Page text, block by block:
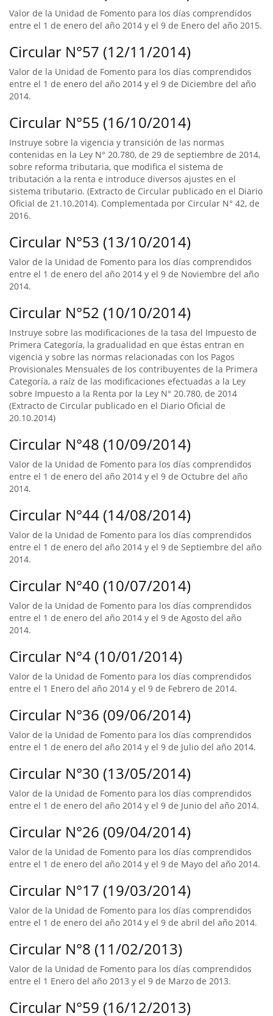
Valor de la Unidad de Fomento para los días comprendidos
entre el 1 de enero del año 2014 y el 9 de Enero del año 2015.
Circular N°57 (12/11/2014)
Valor de la Unidad de Fomento para los días comprendidos
entre el 1 de enero del año 2014 y el 9 de Diciembre del año
2014.
Circular N°55 (16/10/2014)
Instruye sobre la vigencia y transición de las normas
contenidas en la Ley N° 20.780, de 29 de septiembre de 2014,
sobre reforma tributaria, que modifica el sistema de
tributación a la renta e introduce diversos ajustes en el
sistema tributario. (Extracto de Circular publicado en el Diario
Oficial de 21.10.2014). Complementada por Circular N° 42, de
2016.
Circular N°53 (13/10/2014)
Valor de la Unidad de Fomento para los días comprendidos
entre el 1 de enero del año 2014 y el 9 de Noviembre del año
2014.
Circular N°52 (10/10/2014)
Instruye sobre las modificaciones de la tasa del Impuesto de
Primera Categoría, la gradualidad en que éstas entran en
vigencia y sobre las normas relacionadas con los Pagos
Provisionales Mensuales de los contribuyentes de la Primera
Categoría, a raíz de las modificaciones efectuadas a la Ley
sobre Impuesto a la Renta por la Ley N° 20.780, de 2014
(Extracto de Circular publicado en el Diario Oficial de
20.10.2014)
Circular N°48 (10/09/2014)
Valor de la Unidad de Fomento para los días comprendidos
entre el 1 de enero del año 2014 y el 9 de Octubre del año
2014.
Circular N°44 (14/08/2014)
Valor de la Unidad de Fomento para los días comprendidos
entre el 1 de enero del año 2014 y el 9 de Septiembre del año
2014.
Circular N°40 (10/07/2014)
Valor de la Unidad de Fomento para los días comprendidos
entre el 1 de enero del año 2014 y el 9 de Agosto del año
2014.
Circular N°4 (10/01/2014)
Valor de la Unidad de Fomento para los días comprendidos
entre el 1 Enero del año 2014 y el 9 de Febrero de 2014.
Circular N°36 (09/06/2014)
Valor de la Unidad de Fomento para los días comprendidos
entre el 1 de enero del año 2014 y el 9 de Julio del año 2014.
Circular N°30 (13/05/2014)
Valor de la Unidad de Fomento para los días comprendidos
entre el 1 de enero del año 2014 y el 9 de Junio del año 2014.
Circular N°26 (09/04/2014)
Valor de la Unidad de Fomento para los días comprendidos
entre el 1 de enero del año 2014 y el 9 de Mayo del año 2014.
Circular N°17 (19/03/2014)
Valor de la Unidad de Fomento para los días comprendidos
entre el 1 de enero del año 2014 y el 9 de abril del año 2014.
Circular N°8 (11/02/2013)
Valor de la Unidad de Fomento para los días comprendidos
entre el 1 Enero del año 2013 y el 9 de Marzo de 2013.
Circular N°59 (16/12/2013)